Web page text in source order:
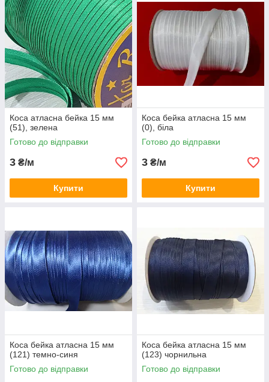
Коса атласна бейка 15 мм
(51), зелена
Готово до відправки
3 ₴/м
Купити
Коса бейка атласна 15 мм
(0), біла
Готово до відправки
3 ₴/м
Купити
Коса бейка атласна 15 мм
(121) темно-синя
Готово до відправки
Коса бейка атласна 15 мм
(123) чорнильна
Готово до відправки